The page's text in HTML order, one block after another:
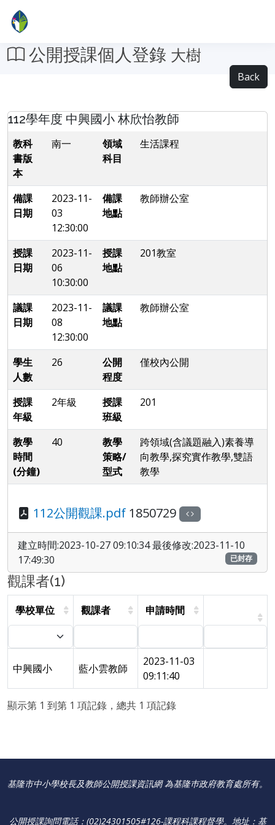
公開授課個人登錄 大樹
Back
112學年度 中興國小 林欣怡教師
教科
書版
本
南一
領域
科目
生活課程
備課
日期
2023-11-
03
12:30:00
備課
地點
教師辦公室
授課
日期
2023-11-
06
10:30:00
授課
地點
201教室
議課
日期
2023-11-
08
12:30:00
議課
地點
教師辦公室
學生
人數
26
公開
程度
僅校內公開
授課
年級
2年級
授課
班級
201
教學
時間
(分鐘)
40
教學
策略/
型式
跨領域(含議題融入)素養導
向教學,探究實作教學,雙語
教學
112公開觀課.pdf 1850729
建立時間:2023-10-27 09:10:34 最後修改:2023-11-10
17:49:30
已封存
觀課者(1)
學校單位 觀課者 申請時間
中興國小 藍小雲教師
2023-11-03
09:11:40
顯示第 1 到第 1 項記錄，總共 1 項記錄
基隆市中小學校長及教師公開授課資訊網 為基隆巿政府教育處所有。
公開授課詢問電話：(02)24301505#126-課程科課程督學。 地址：基